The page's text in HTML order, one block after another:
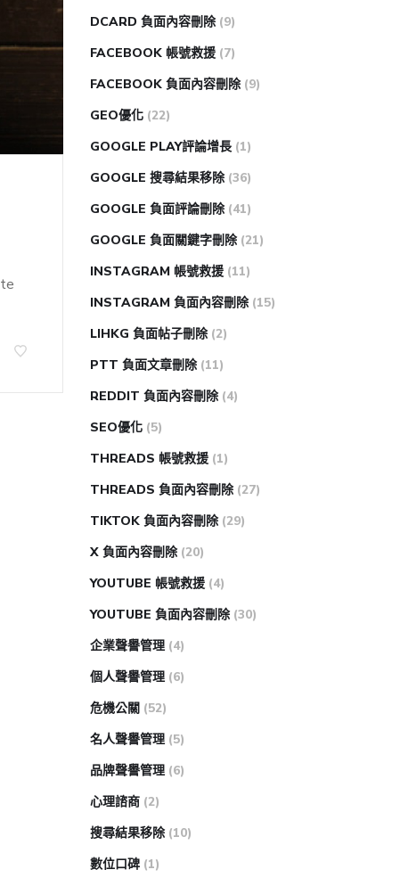
DCARD 負面內容刪除 (9)
FACEBOOK 帳號救援 (7)
FACEBOOK 負面內容刪除 (9)
GEO優化 (22)
GOOGLE PLAY評論增長 (1)
GOOGLE 搜尋結果移除 (36)
GOOGLE 負面評論刪除 (41)
GOOGLE 負面關鍵字刪除 (21)
INSTAGRAM 帳號救援 (11)
INSTAGRAM 負面內容刪除 (15)
LIHKG 負面帖子刪除 (2)
PTT 負面文章刪除 (11)
REDDIT 負面內容刪除 (4)
SEO優化 (5)
THREADS 帳號救援 (1)
THREADS 負面內容刪除 (27)
TIKTOK 負面內容刪除 (29)
X 負面內容刪除 (20)
YOUTUBE 帳號救援 (4)
YOUTUBE 負面內容刪除 (30)
企業聲譽管理 (4)
個人聲譽管理 (6)
危機公關 (52)
名人聲譽管理 (5)
品牌聲譽管理 (6)
心理諮商 (2)
搜尋結果移除 (10)
數位口碑 (1)